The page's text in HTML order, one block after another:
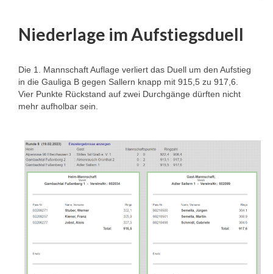
3. Mannschaft Luftgewehr
1. Mannschaft Luftpistole
1. Mannschaft Auflage
Weitere Wettkämpfe
Termine
Galerie
FAQ
Mitglied werden
Niederlage im Aufstiegsduell
Die 1. Mannschaft Auflage verliert das Duell um den Aufstieg
in die Gauliga B gegen Sallern knapp mit 915,5 zu 917,6.
Vier Punkte Rückstand auf zwei Durchgänge dürften nicht
mehr aufholbar sein.